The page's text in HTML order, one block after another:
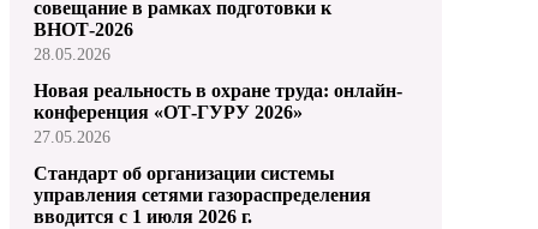
совещание в рамках подготовки к
ВНОТ-2026
28.05.2026
Новая реальность в охране труда: онлайн-
конференция «ОТ-ГУРУ 2026»
27.05.2026
Стандарт об организации системы
управления сетями газораспределения
вводится с 1 июля 2026 г.